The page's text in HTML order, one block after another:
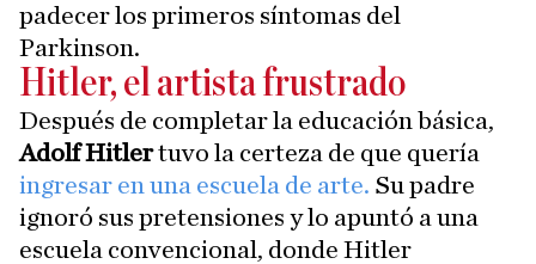
padecer los primeros síntomas del
Parkinson.
Hitler, el artista frustrado
Después de completar la educación básica,
Adolf Hitlertuvo la certeza de que quería
ingresar en una escuela de arte. Su padre
ignoró sus pretensiones y lo apuntó a una
escuela convencional, donde Hitler